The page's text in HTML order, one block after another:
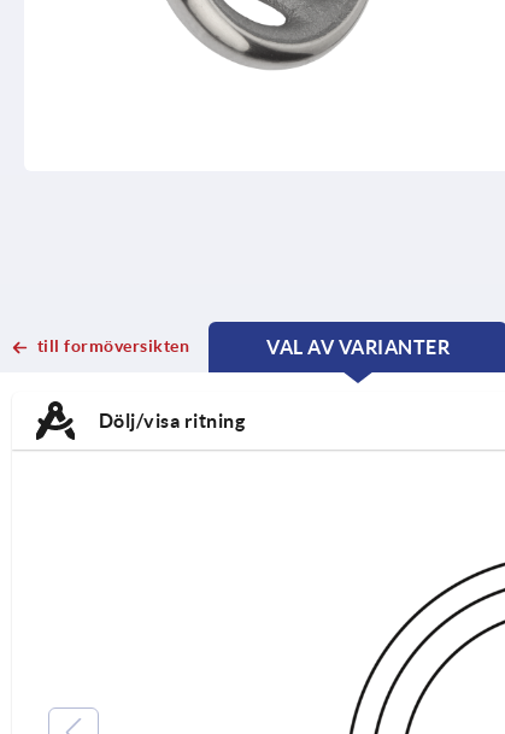
till formöversikten
VAL AV VARIANTER
CURRENT
CURRENT
Dölj/visa ritning